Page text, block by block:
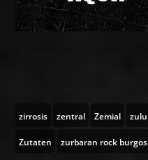
zirrosis zentral Zemial zulu
Zutaten zurbaran rock burgos